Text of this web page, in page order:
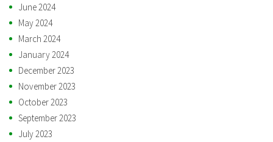
June 2024
May 2024
March 2024
January 2024
December 2023
November 2023
October 2023
September 2023
July 2023